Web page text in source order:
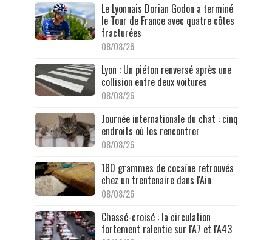
Le Lyonnais Dorian Godon a terminé
le Tour de France avec quatre côtes
fracturées
08/08/26
Lyon : Un piéton renversé après une
collision entre deux voitures
08/08/26
Journée internationale du chat : cinq
endroits où les rencontrer
08/08/26
180 grammes de cocaïne retrouvés
chez un trentenaire dans l'Ain
08/08/26
Chassé-croisé : la circulation
fortement ralentie sur l'A7 et l'A43